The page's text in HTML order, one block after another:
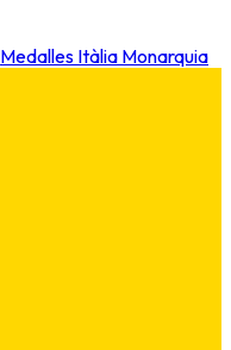
Medalles Itàlia Monarquia